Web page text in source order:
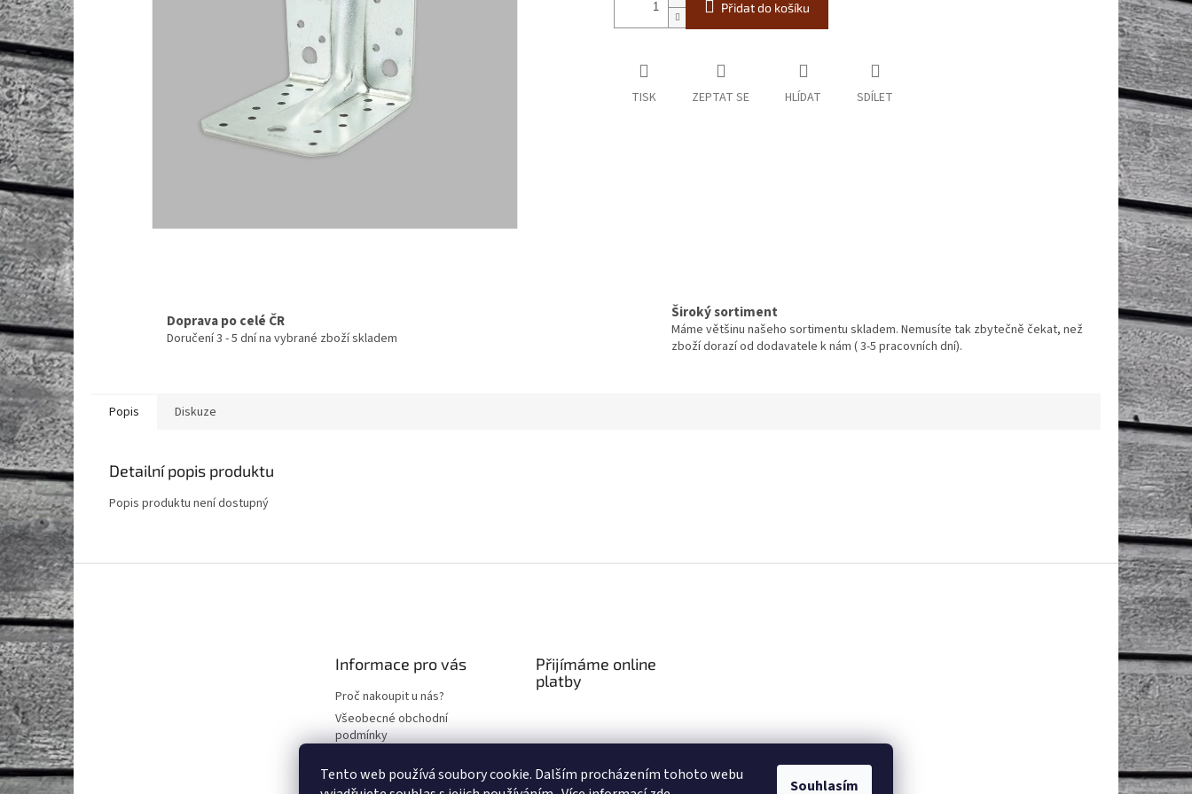
Tento web používá soubory cookie. Dalším procházením tohoto webu
Souhlasím
Přidat do košíku
TISK ZEPTAT SE HLÍDAT SDÍLET
Doprava po celé ČR
Doručení 3 - 5 dní na vybrané zboží skladem
Široký sortiment
Máme většinu našeho sortimentu skladem. Nemusíte tak zbytečně čekat, než
zboží dorazí od dodavatele k nám ( 3-5 pracovních dní).
Popis Diskuze
Detailní popis produktu
Popis produktu není dostupný
Z
á
p
a
t
í
Informace pro vás
Proč nakoupit u nás?
Všeobecné obchodní
podmínky
údajů
Přijímáme online
platby